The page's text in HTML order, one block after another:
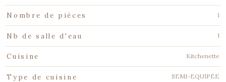
Nombre de pièces 1
Nb de salle d'eau 1
Cuisine Kitchenette
Type de cuisine SEMI-EQUIPEE